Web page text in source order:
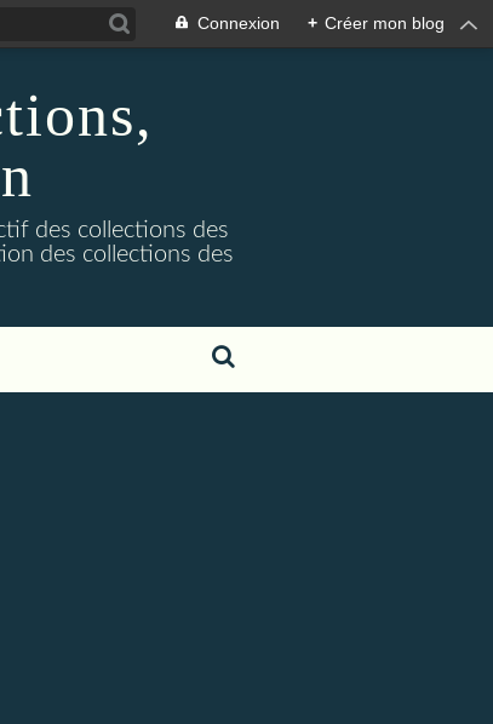
Connexion + Créer mon blog
des collections des
des collections des